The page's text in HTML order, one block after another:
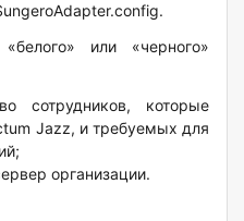
или «черного»
сотрудников, которые
Jazz, и требуемых для
организации.